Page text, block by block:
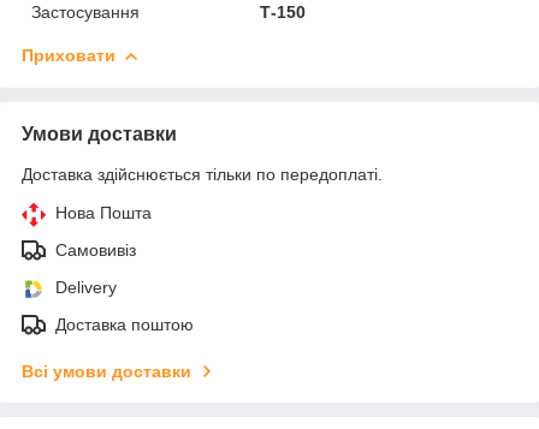
Застосування
Т-150
Приховати
Умови доставки
Доставка здійснюється тільки по передоплаті.
Нова Пошта
Самовивіз
Delivery
Доставка поштою
Всі умови доставки